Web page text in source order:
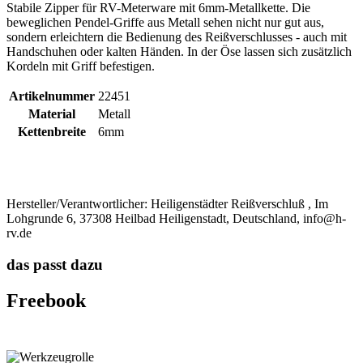
Stabile Zipper für RV-Meterware mit 6mm-Metallkette. Die
beweglichen Pendel-Griffe aus Metall sehen nicht nur gut aus,
sondern erleichtern die Bedienung des Reißverschlusses - auch mit
Handschuhen oder kalten Händen. In der Öse lassen sich zusätzlich
Kordeln mit Griff befestigen.
Artikelnummer 22451
Material
Metall
Kettenbreite
6mm
Hersteller/Verantwortlicher: Heiligenstädter Reißverschluß , Im
Lohgrunde 6, 37308 Heilbad Heiligenstadt, Deutschland, info@h-
rv.de
das passt dazu
Freebook